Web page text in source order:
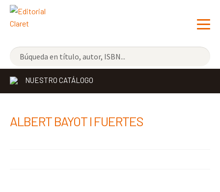
NOVEDADES
LOS MÁS VENDIDOS
NUESTRO CATÁLOGO
ALBERT BAYOT I FUERTES